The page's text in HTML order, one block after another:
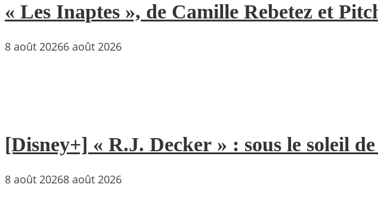
« Les Inaptes », de Camille Rebetez et
8 août 20266 août 2026
[Disney+] « R.J. Decker » : sous le soleil
8 août 20268 août 2026